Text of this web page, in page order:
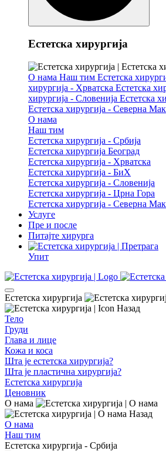
Естетска хирургија
О нама Наш тим Естетска
хирургија - Хрватска Естетска
хирургија - Словенија Естетска
Естетска хирургија - Северна
О нама
Наш тим
Естетска хирургија - Србија
Естетска хирургија Београд
Естетска хирургија - Хрватска
Естетска хирургија - БиХ
Естетска хирургија - Словенија
Естетска хирургија - Црна Гора
Естетска хирургија - Северна
Услуге
Пре и после
Питајте хирурга
Упит
Естетска хирургија
Назад
Тело
Груди
Глава и лице
Кожа и коса
Шта је естетска хирургија?
Шта је пластична хирургија?
Естетска хирургија
Ценовник
О нама
Назад
О нама
Наш тим
Естетска хирургија - Србија